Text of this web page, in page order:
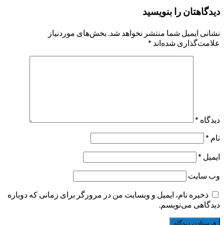
دیدگاهتان را بنویسید
نشانی ایمیل شما منتشر نخواهد شد. بخش‌های موردنیاز
علامت‌گذاری شده‌اند *
دیدگاه *
نام *
ایمیل *
وب‌ سایت
ذخیره نام، ایمیل و وبسایت من در مرورگر برای زمانی که دوباره
دیدگاهی می‌نویسم.